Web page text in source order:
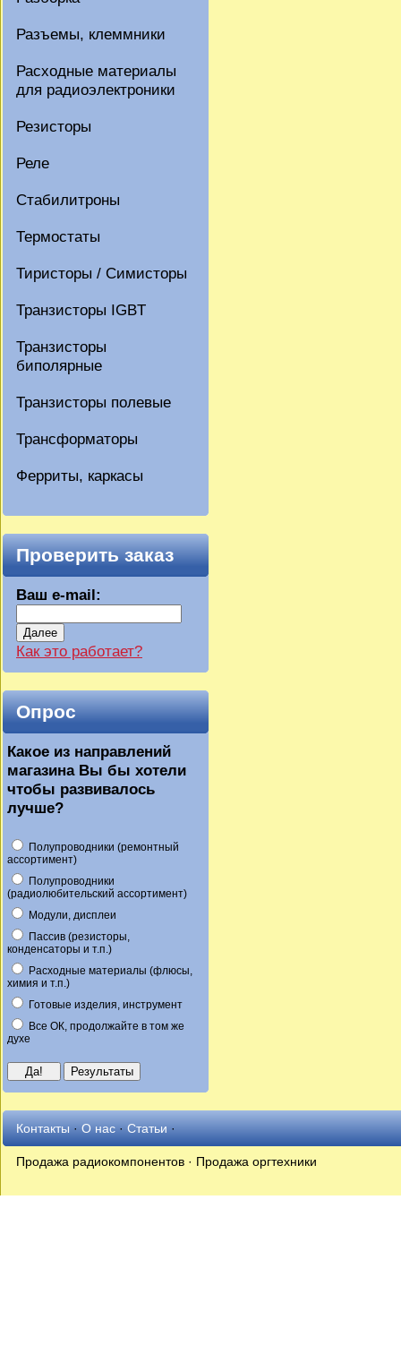
Разъемы, клеммники
Расходные материалы
для радиоэлектроники
Резисторы
Реле
Стабилитроны
Термостаты
Тиристоры / Симисторы
Транзисторы IGBT
Транзисторы
биполярные
Транзисторы полевые
Трансформаторы
Ферриты, каркасы
Проверить заказ
Ваш e-mail:
Далее
Как это работает?
Опрос
Какое из направлений
магазина Вы бы хотели
чтобы развивалось
лучше?
Полупроводники (ремонтный
ассортимент)
Полупроводники
(радиолюбительский ассортимент)
Модули, дисплеи
Пассив (резисторы,
конденсаторы и т.п.)
Расходные материалы (флюсы,
химия и т.п.)
Готовые изделия, инструмент
Все ОК, продолжайте в том же
духе
Контакты·О нас·Статьи·
Продажа радиокомпонентов · Продажа оргтехники